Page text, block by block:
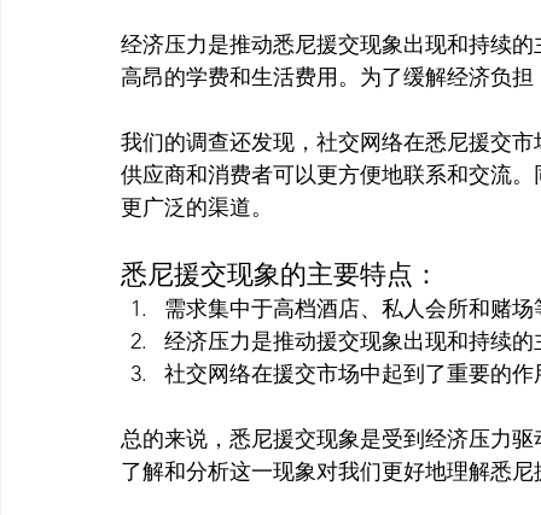
经济压力是推动悉尼援交现象出现和持续
高昂的学费和生活费用。为了缓解经济负
我们的调查还发现，社交网络在悉尼援交
供应商和消费者可以更方便地联系和交流
悉尼援交现象的主要特点：
需求集中于高档酒店、私人会所和赌场
经济压力是推动援交现象出现和持续的
社交网络在援交市场中起到了重要的作
总的来说，悉尼援交现象是受到经济压力